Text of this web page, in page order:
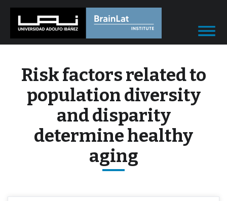
Risk factors related to
population diversity
and disparity
determine healthy
aging